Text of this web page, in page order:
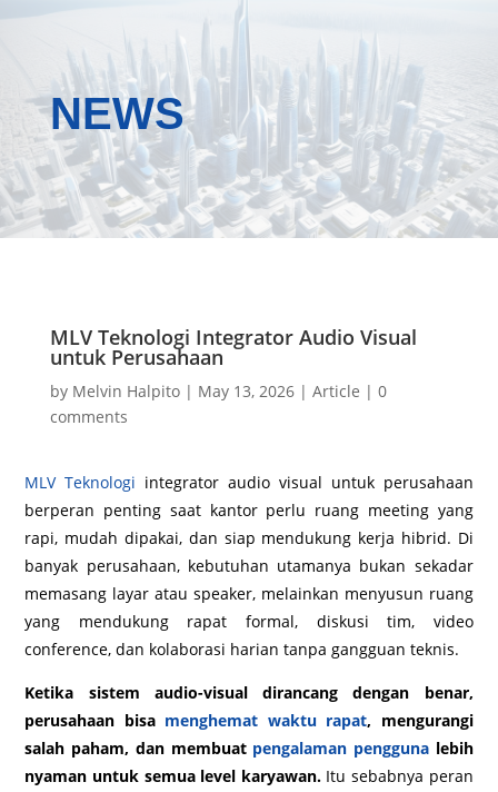
NEWS
MLV Teknologi Integrator Audio Visual
untuk Perusahaan
by Melvin Halpito| May 13, 2026| Article | 0
comments
MLV Teknologi integrator audio visual untuk perusahaan
berperan penting saat kantor perlu ruang meeting yang
rapi, mudah dipakai, dan siap mendukung kerja hibrid. Di
banyak perusahaan, kebutuhan utamanya bukan sekadar
memasang layar atau speaker, melainkan menyusun ruang
yang mendukung rapat formal, diskusi tim, video
conference, dan kolaborasi harian tanpa gangguan teknis.
Ketika sistem audio-visual dirancang dengan benar,
perusahaan bisa menghemat waktu rapat, mengurangi
salah paham, dan membuat pengalaman penggunalebih
nyaman untuk semua level karyawan.Itu sebabnya peran